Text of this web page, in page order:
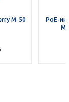
M-50
PoE-